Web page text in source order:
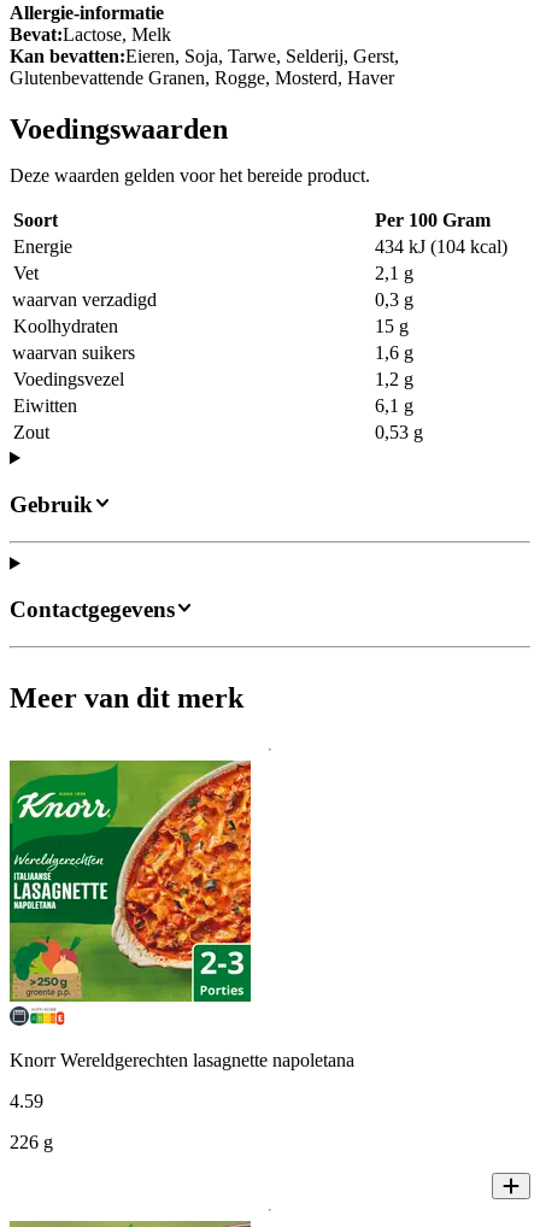
Allergie-informatie
Bevat:Lactose, Melk
Kan bevatten:Eieren, Soja, Tarwe, Selderij, Gerst,
Glutenbevattende Granen, Rogge, Mosterd, Haver
Voedingswaarden
Deze waarden gelden voor het bereide product.
Soort
Per 100 Gram
Energie
434 kJ (104 kcal)
Vet
2,1 g
waarvan verzadigd
0,3 g
Koolhydraten
15 g
waarvan suikers
1,6 g
Voedingsvezel
1,2 g
Eiwitten
6,1 g
Zout
0,53 g
Gebruik
Contactgegevens
Meer van dit merk
Knorr Wereldgerechten lasagnette napoletana
4.59
226 g